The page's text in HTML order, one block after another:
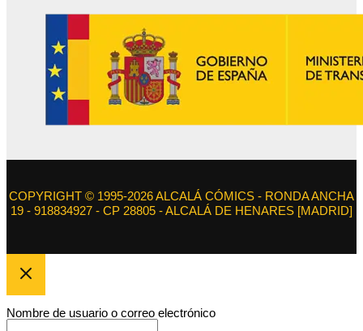
COPYRIGHT © 1995-2026 ALCALÁ CÓMICS - RONDA ANCHA
19 - 918834927 - CP 28805 - ALCALÁ DE HENARES [MADRID]
Nombre de usuario o correo electrónico